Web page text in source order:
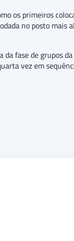
os primeiros
no posto mais
fase de grupos
vez em